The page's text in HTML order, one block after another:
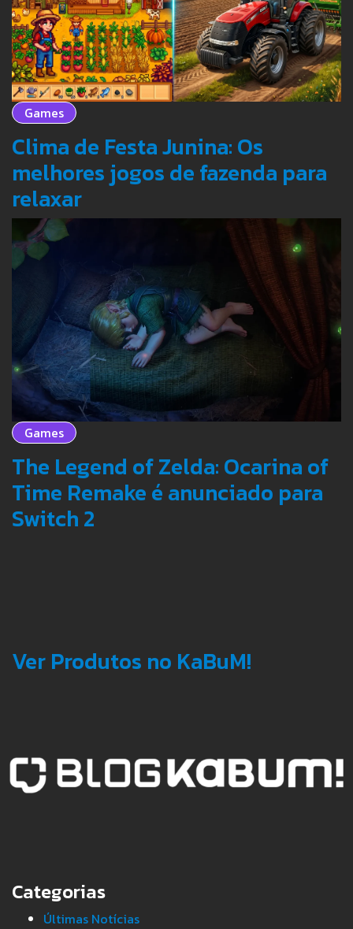
Games
Clima de Festa Junina: Os
melhores jogos de fazenda para
relaxar
Games
The Legend of Zelda: Ocarina of
Time Remake é anunciado para
Switch 2
Ver Produtos no KaBuM!
Categorias
Últimas Notícias